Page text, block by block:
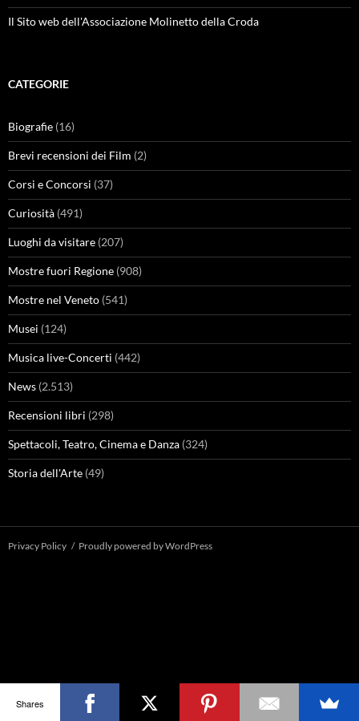
Il Sito web dell'Associazione Molinetto della Croda
CATEGORIE
Biografie (16)
Brevi recensioni dei Film (2)
Corsi e Concorsi (37)
Curiosità (491)
Luoghi da visitare (207)
Mostre fuori Regione (908)
Mostre nel Veneto (541)
Musei (124)
Musica live-Concerti (442)
News (2.513)
Recensioni libri (298)
Spettacoli, Teatro, Cinema e Danza (324)
Storia dell'Arte (49)
Privacy Policy Proudly powered by WordPress
Shares